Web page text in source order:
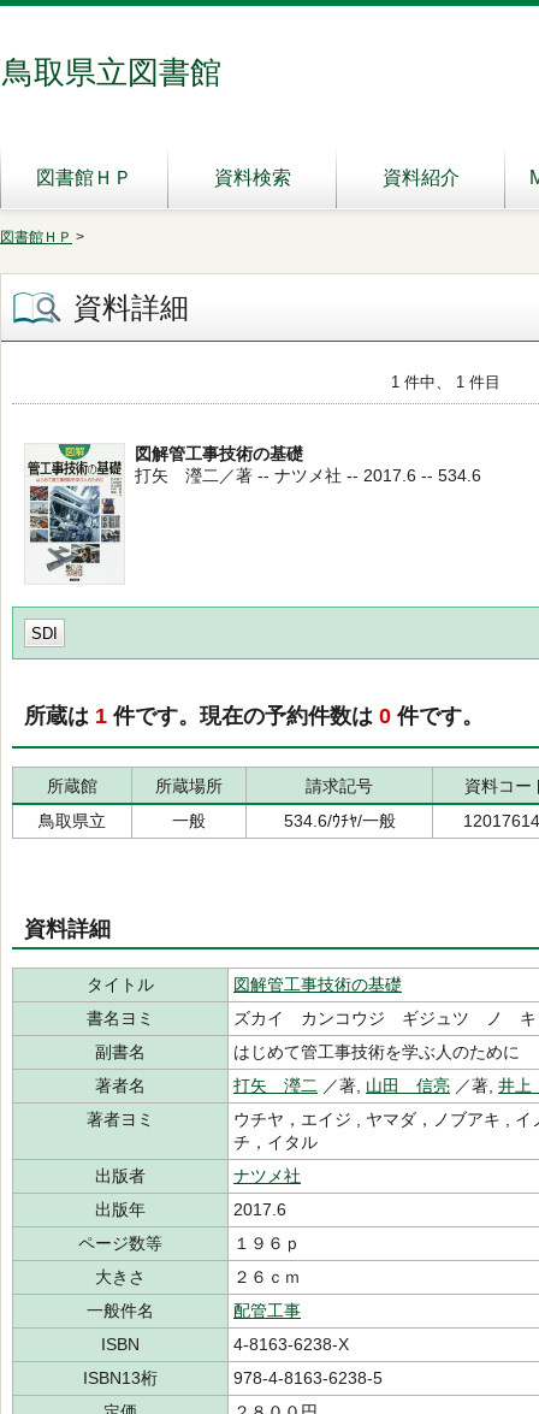
鳥取県立図書館
図書館ＨＰ 資料検索 資料紹介
図書館ＨＰ >
資料詳細
1 件中、 1 件目
図解管工事技術の基礎
打矢 瀅二／著 -- ナツメ社 -- 2017.6 -- 534.6
SDI
所蔵は 1 件です。現在の予約件数は 0 件です。
所蔵館 所蔵場所 請求記号
資料コー
鳥取県立
一般 534.6/ｳﾁﾔ/一般
資料詳細
タイトル
図解管工事技術の基礎
書名ヨミ
ズカイ カンコウジ ギジュツ ノ キ
副書名
はじめて管工事技術を学ぶ人のために
著者名
打矢 瀅二 ／著, 山田 信亮 ／著, 井
著者ヨミ
ウチヤ，エイジ , ヤマダ，ノブアキ ,
チ，イタル
出版者
ナツメ社
出版年
2017.6
ページ数等
１９６ｐ
大きさ
２６ｃｍ
一般件名
配管工事
ISBN
4-8163-6238-X
ISBN13桁
978-4-8163-6238-5